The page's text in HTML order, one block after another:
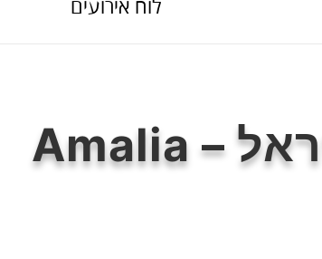
לוח אירועים
אמליה רמירז בישראל – Amalia